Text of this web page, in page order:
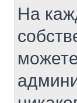
На